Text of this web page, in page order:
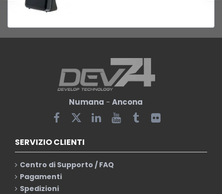
Numana - Ancona
SERVIZIO CLIENTI
Centro di Supporto / FAQ
Pagamenti
Spedizioni